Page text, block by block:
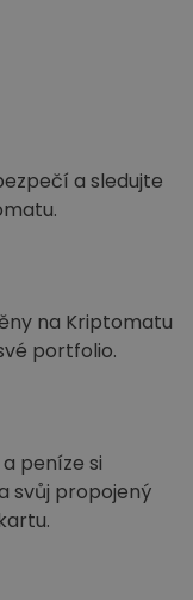
a sledujte
na Kriptomatu
portfolio.
peníze si
svůj propojený